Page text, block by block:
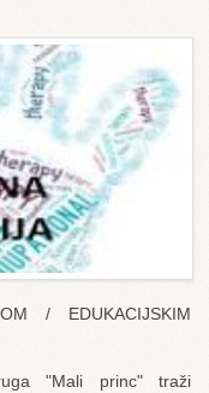
/ EDUKACIJSKIM
"Mali princ" traži